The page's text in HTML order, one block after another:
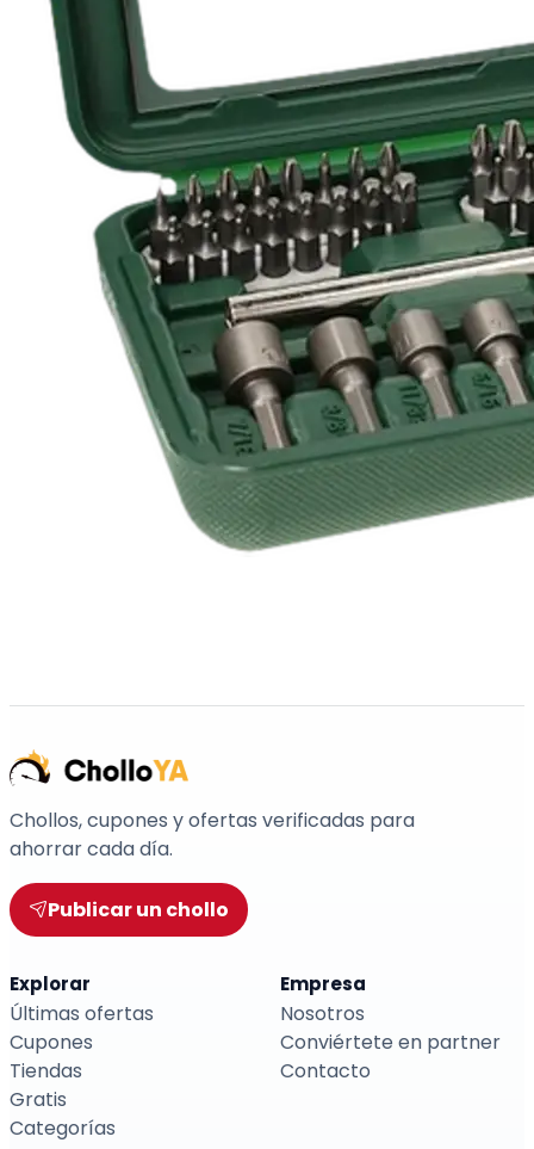
Chollos, cupones y ofertas verificadas para
ahorrar cada día.
Publicar un chollo
Explorar
Últimas ofertas
Cupones
Tiendas
Gratis
Categorías
Empresa
Nosotros
Conviértete en partner
Contacto